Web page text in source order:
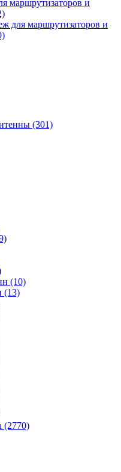
маршрутизаторов и
для маршрутизаторов и
(301)
(10)
(13)
(2770)